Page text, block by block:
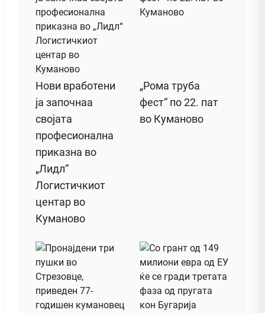
Нови вработени
ја започнаа
својата
професионална
приказна во
„Лидл“
Логистичкиот
центар во
Куманово
„Рома труба
фест“ по 22. пат
во Куманово